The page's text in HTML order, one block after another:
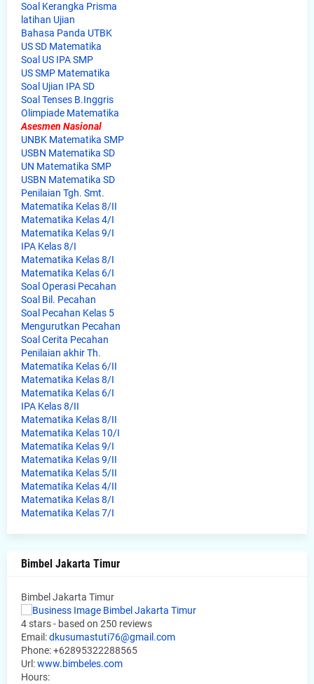
Soal Kerangka Prisma
latihan Ujian
Bahasa Panda UTBK
US SD Matematika
Soal US IPA SMP
US SMP Matematika
Soal Ujian IPA SD
Soal Tenses B.Inggris
Olimpiade Matematika
Asesmen Nasional
UNBK Matematika SMP
USBN Matematika SD
UN Matematika SMP
USBN Matematika SD
Penilaian Tgh. Smt.
Matematika Kelas 8/II
Matematika Kelas 4/I
Matematika Kelas 9/I
IPA Kelas 8/I
Matematika Kelas 8/I
Matematika Kelas 6/I
Soal Operasi Pecahan
Soal Bil. Pecahan
Soal Pecahan Kelas 5
Mengurutkan Pecahan
Soal Cerita Pecahan
Penilaian akhir Th.
Matematika Kelas 6/II
Matematika Kelas 8/I
Matematika Kelas 6/I
IPA Kelas 8/II
Matematika Kelas 8/II
Matematika Kelas 10/I
Matematika Kelas 9/I
Matematika Kelas 9/II
Matematika Kelas 5/II
Matematika Kelas 4/II
Matematika Kelas 8/I
Matematika Kelas 7/I
Bimbel Jakarta Timur
Bimbel Jakarta Timur
4 stars - based on 250 reviews
Email:dkusumastuti76@gmail.com
Phone:+62895322288565
Url:www.bimbeles.com
Hours: